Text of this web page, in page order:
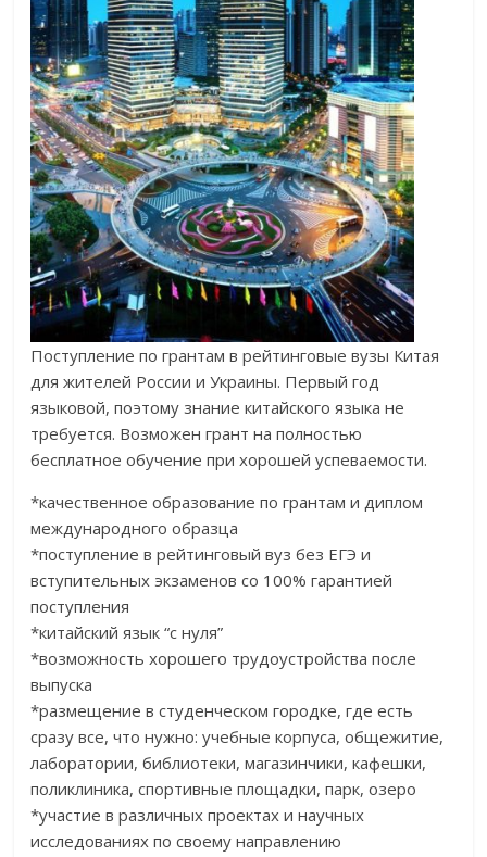
Поступление по грантам в рейтинговые вузы Китая
для жителей России и Украины. Первый год
языковой, поэтому знание китайского языка не
требуется. Возможен грант на полностью
бесплатное обучение при хорошей успеваемости.
*качественное образование по грантам и диплом
международного образца
*поступление в рейтинговый вуз без ЕГЭ и
вступительных экзаменов со 100% гарантией
поступления
*китайский язык “с нуля”
*возможность хорошего трудоустройства после
выпуска
*размещение в студенческом городке, где есть
сразу все, что нужно: учебные корпуса, общежитие,
лаборатории, библиотеки, магазинчики, кафешки,
поликлиника, спортивные площадки, парк, озеро
*участие в различных проектах и научных
исследованиях по своему направлению